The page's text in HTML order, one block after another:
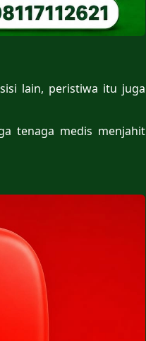
lain, peristiwa itu juga
tenaga medis menjahit